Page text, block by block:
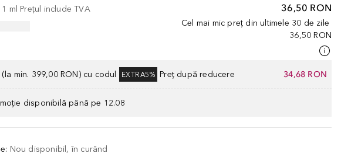
36,50 RON
Cel mai mic preț din ultimele 30 de zile
36,50 RON
1 ml Prețul include TVA
(la min. 399,00 RON) cu codul EXTRA5% Preț după reducere 34,68 RON
disponibilă până pe 12.08
: Nou disponibil, în curând